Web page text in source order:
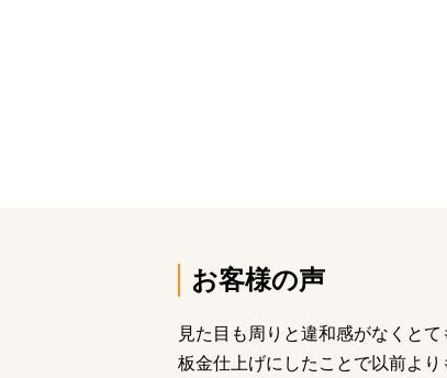
お客様の声
見た目も周りと違和感がなくとて
板金仕上げにしたことで以前より